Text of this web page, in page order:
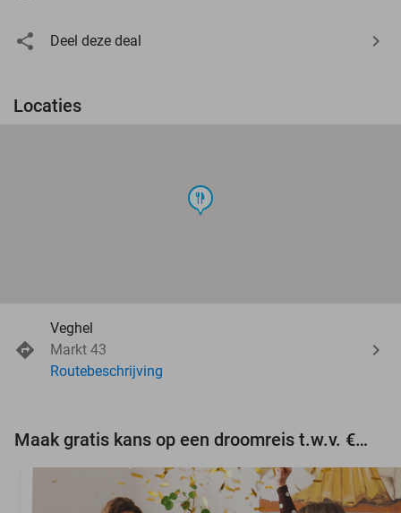
Deel deze deal
Locaties
food
Veghel
Markt 43
Routebeschrijving
Maak gratis kans op een droomreis t.w.v. €3.000!